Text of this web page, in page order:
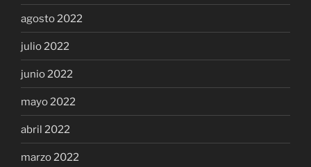
agosto 2022
julio 2022
junio 2022
mayo 2022
abril 2022
marzo 2022